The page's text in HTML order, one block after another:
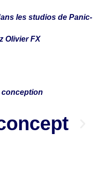
les studios de Panic-
Olivier FX
conception